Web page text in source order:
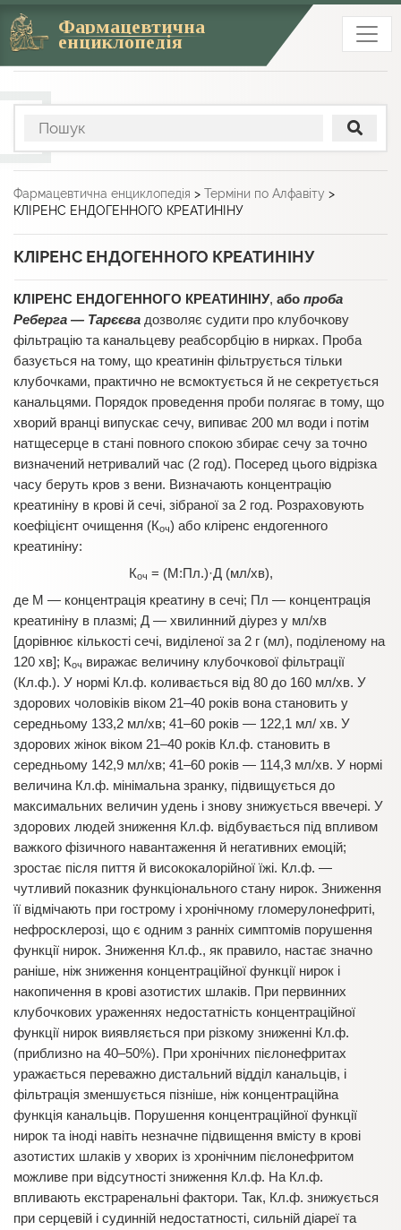
Фармацевтична
енциклопедія
Фармацевтична енциклопедія > Терміни по Алфавіту >
КЛІРЕНС ЕНДОГЕННОГО КРЕАТИНІНУ
КЛІРЕНС ЕНДОГЕННОГО КРЕАТИНІНУ
КЛІРЕНС ЕНДОГЕННОГО КРЕАТИНІНУ, або проба
Реберга — Тарєєва дозволяє судити про клубочкову
фільтрацію та канальцеву реабсорбцію в нирках. Проба
базується на тому, що креатинін фільтрується тільки
клубочками, практично не всмоктується й не секретується
канальцями. Порядок проведення проби полягає в тому, що
хворий вранці випускає сечу, випиває 200 мл води і потім
натщесерце в стані повного спокою збирає сечу за точно
визначений нетривалий час (2 год). Посеред цього відрізка
часу беруть кров з вени. Визначають концентрацію
креатиніну в крові й сечі, зібраної за 2 год. Розраховують
коефіцієнт очищення (Коч) або кліренс ендогенного
креатиніну:
Коч = (М:Пл.)·Д (мл/хв),
де М — концентрація креатину в сечі; Пл — концентрація
креатиніну в плазмі; Д — хвилинний діурез у мл/хв
[дорівнює кількості сечі, виділеної за 2 г (мл), поділеному на
120 хв]; Коч виражає величину клубочкової фільтрації
(Кл.ф.). У нормі Кл.ф. коливається від 80 до 160 мл/хв. У
здорових чоловіків віком 21–40 років вона становить у
середньому 133,2 мл/хв; 41–60 років — 122,1 мл/ хв. У
здорових жінок віком 21–40 років Кл.ф. становить в
середньому 142,9 мл/хв; 41–60 років — 114,3 мл/хв. У нормі
величина Кл.ф. мінімальна зранку, підвищується до
максимальних величин удень і знову знижується ввечері. У
здорових людей зниження Кл.ф. відбувається під впливом
важкого фізичного навантаження й негативних емоцій;
зростає після пиття й висококалорійної їжі. Кл.ф. —
чутливий показник функціонального стану нирок. Зниження
її відмічають при гострому і хронічному гломерулонефриті,
нефросклерозі, що є одним з ранніх симптомів порушення
функції нирок. Зниження Кл.ф., як правило, настає значно
раніше, ніж зниження концентраційної функції нирок і
накопичення в крові азотистих шлаків. При первинних
клубочкових ураженнях недостатність концентраційної
функції нирок виявляється при різкому зниженні Кл.ф.
(приблизно на 40–50%). При хронічних пієлонефритах
уражається переважно дистальний відділ канальців, і
фільтрація зменшується пізніше, ніж концентраційна
функція канальців. Порушення концентраційної функції
нирок та іноді навіть незначне підвищення вмісту в крові
азотистих шлаків у хворих із хронічним пієлонефритом
можливе при відсутності зниження Кл.ф. На Кл.ф.
впливають екстраренальні фактори. Так, Кл.ф. знижується
при серцевій і судинній недостатності, сильній діареї та